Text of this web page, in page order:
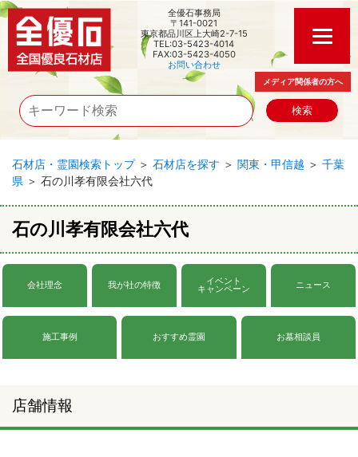
全優石事務局
〒141-0021
東京都品川区上大崎2-7-15
TEL:03-5423-4014
FAX:03-5423-4050
お問い合わせ
メディア関係者の方へ
石材店・霊園検索トップ＞ 石材店を探す ＞ 関東・甲信越 ＞ 千葉
県 ＞ 石の川孝有限会社六代
石の川孝有限会社六代
会社理念 我が社の特徴 イベント
キャンペーン ニュース
施工事例 おすすめ霊園 お墓相談員
店舗情報